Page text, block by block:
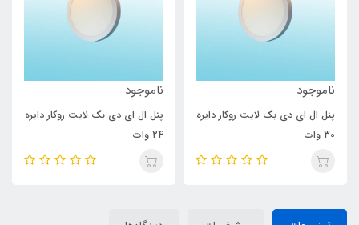
ناموجود
پنل ال ای دی بک لایت روکار دایره
30 وات
ناموجود
پنل ال ای دی بک لایت روکار دایره
24 وات